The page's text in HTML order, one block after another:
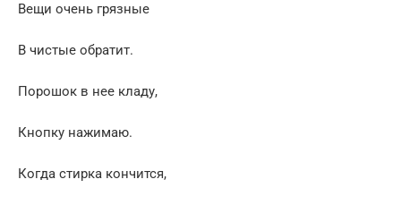
Вещи очень грязные
В чистые обратит.
Порошок в нее кладу,
Кнопку нажимаю.
Когда стирка кончится,